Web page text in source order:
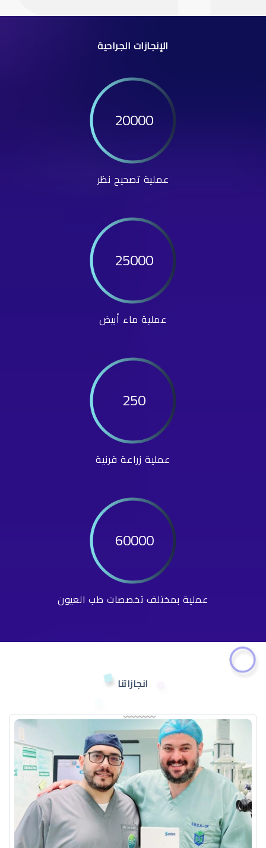
الإنجازات الجراحية
20000
عملية تصحيح نظر
25000
عملية ماء أبيض
250
عملية زراعة قرنية
60000
عملية بمختلف تخصصات طب العيون
انجازاتنا